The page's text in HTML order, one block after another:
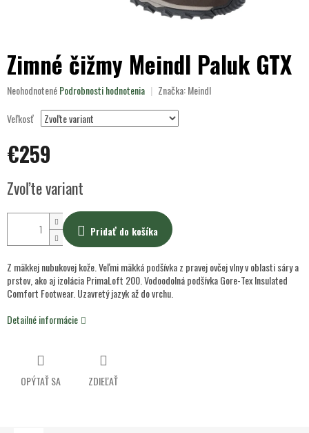
Zimné čižmy Meindl Paluk GTX
Priemerné
produktu
z
hviezdičiek.
NeohodnotenéPodrobnosti hodnotenia Značka:Meindl
Veľkosť
€259
cena:
Zvoľte variant
Pridať do košíka
Z mäkkej nubukovej kože. Veľmi mäkká podšívka z pravej ovčej vlny v oblasti sáry a
prstov, ako aj izolácia PrimaLoft 200. Vodoodolná podšívka Gore-Tex Insulated
Comfort Footwear. Uzavretý jazyk až do vrchu.
Detailné informácie
OPÝTAŤ SA ZDIEĽAŤ